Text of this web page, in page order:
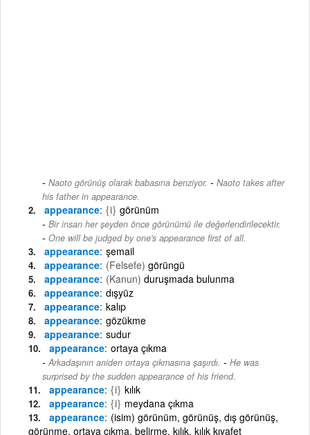
Naoto görünüş olarak babasına benziyor. - Naoto takes after
his father in appearance.
appearance {i} görünüm
Bir insan her şeyden önce görünümü ile değerlendirilecektir.
- One will be judged by one's appearance first of all.
appearance şemail
appearance (Felsefe) görüngü
appearance (Kanun) duruşmada bulunma
appearance dışyüz
appearance kalıp
appearance gözükme
appearance sudur
appearance ortaya çıkma
Arkadaşının aniden ortaya çıkmasına şaşırdı. - He was
surprised by the sudden appearance of his friend.
appearance {i} kılık
appearance {i} meydana çıkma
appearance (isim) görünüm, görünüş, dış görünüş,
görünme, ortaya çıkma, belirme, kılık, kılık kıyafet